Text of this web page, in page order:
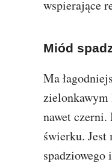
wspierające
Miód
Ma
zielonkawym
nawet
świerku. Jest